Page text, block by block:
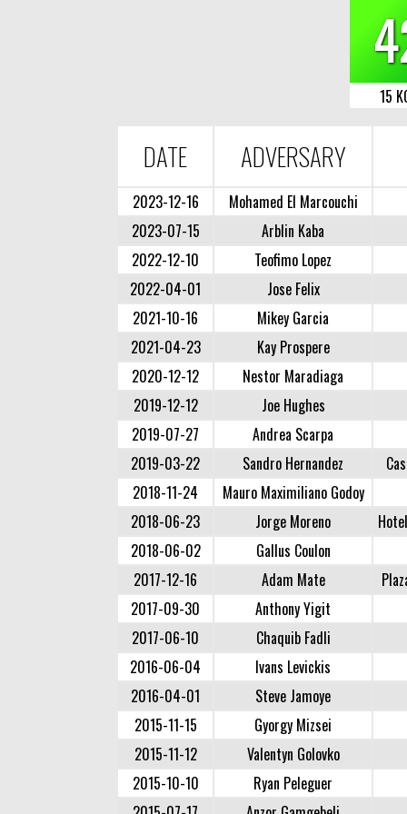
15
DATE ADVERSARY
2023-12-16
Mohamed El Marcouchi
2023-07-15
Arblin Kaba
2022-12-10
Teofimo Lopez
2022-04-01
Jose Felix
2021-10-16
Mikey Garcia
2021-04-23
Kay Prospere
2020-12-12
Nestor Maradiaga
2019-12-12
Joe Hughes
2019-07-27
Andrea Scarpa
2019-03-22
Sandro Hernandez
2018-11-24
Mauro Maximiliano Godoy
2018-06-23
Jorge Moreno
2018-06-02
Gallus Coulon
2017-12-16
Adam Mate
2017-09-30
Anthony Yigit
2017-06-10
Chaquib Fadli
2016-06-04
Ivans Levickis
2016-04-01
Steve Jamoye
2015-11-15
Gyorgy Mizsei
2015-11-12
Valentyn Golovko
2015-10-10
Ryan Peleguer